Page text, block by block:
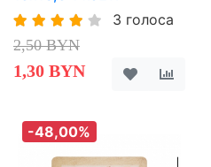
3 голоса
2,50 BYN
1,30 BYN
-48,00%